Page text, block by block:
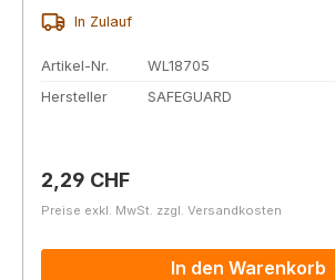
In Zulauf
Artikel-Nr.
WL18705
Hersteller
SAFEGUARD
Regulärer Preis:
2,29 CHF
Preise exkl. MwSt. zzgl. Versandkosten
In den Warenkorb